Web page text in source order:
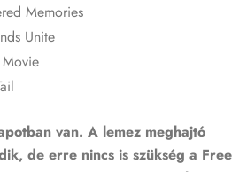
Memories
Unite
van. A lemez meghajtó
de erre nincs is szükség a Free